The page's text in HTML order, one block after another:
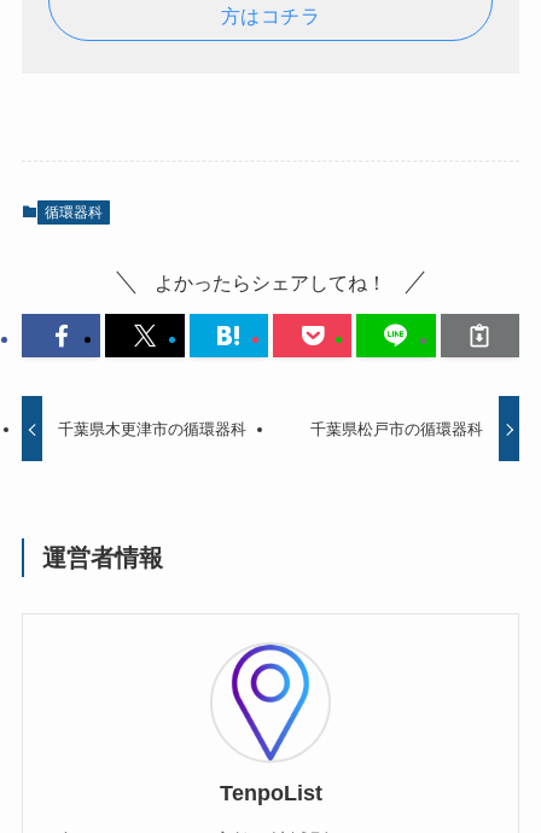
方はコチラ
循環器科
よかったらシェアしてね！
千葉県木更津市の循環器科 千葉県松戸市の循環器科
運営者情報
TenpoList